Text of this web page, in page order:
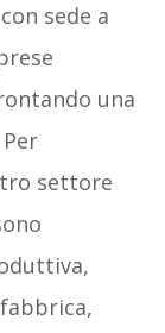
sede a
una
settore